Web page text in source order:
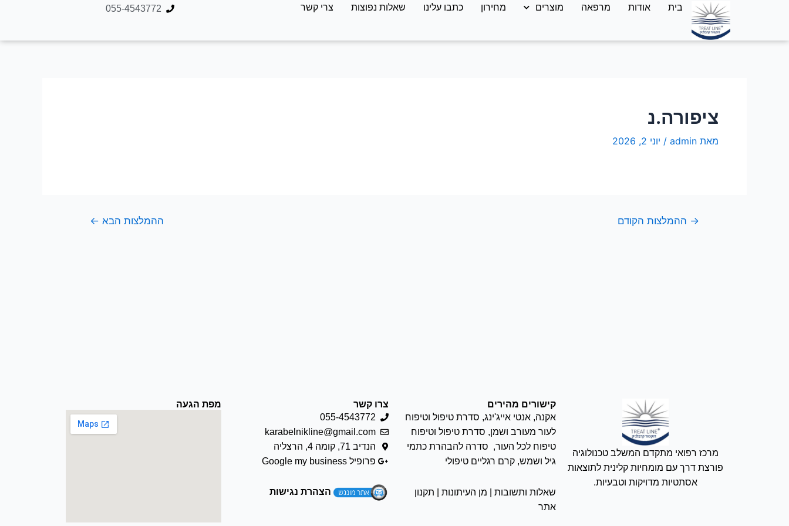
בית אודות מרפאה מוצרים מחירון כתבו עלינו שאלות נפוצות צרי קשר 055-4543772
ציפורה.נ
מאת admin
/ יוני 2, 2026
→ ההמלצות הקודם ההמלצות הבא ←
מרכז רפואי מתקדם המשלב טכנולוגיה
פורצת דרך עם מומחיות קלינית לתוצאות
אסתטיות מדויקות וטבעיות.
קישורים מהירים
אקנה, אנטי אייג'ינג, סדרת טיפול וטיפוח
לעור מעורב ושמן, סדרת טיפול וטיפוח
טיפוח לכל העור, סדרה להבהרת כתמי
גיל ושמש, קרם רגליים טיפולי
שאלות ותשובות מן העיתונות
תקנון
אתר
צרו קשר
055-4543772
karabelnikline@gmail.com
הנדיב 71, קומה 4, הרצליה
פרופיל Google my business
הצהרת נגישות
מפת הגעה